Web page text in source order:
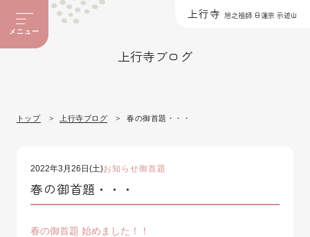
上行寺旭之祖師 日蓮宗 示迹山
メニュー
上行寺ブログ
トップ 上行寺ブログ 春の御首題・・・
2022年3月26日(土)お知らせ御首題
春の御首題・・・
春の御首題 始めました！！